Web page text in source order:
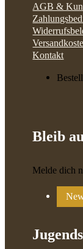
AGB &
Kontakt
Bleib
Melde dich